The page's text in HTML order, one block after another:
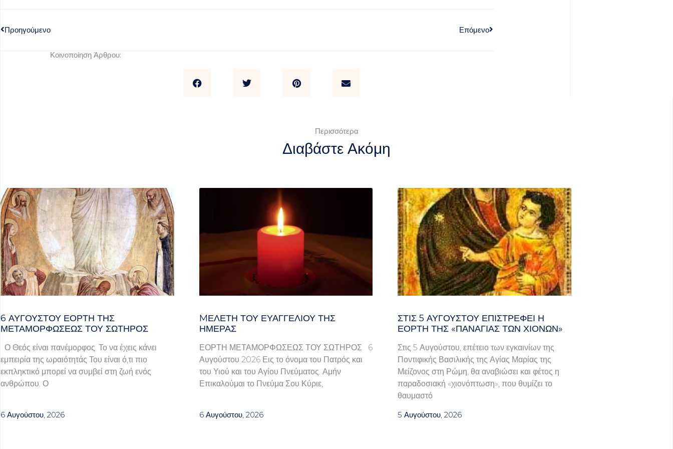
Προηγούμενο Επόμενο
Κοινοποίηση Άρθρου:
Περισσότερα
Διαβάστε Ακόμη
6 ΑΥΓΟΥΣΤΟΥ ΕΟΡΤΗ ΤΗΣ
ΜΕΤΑΜΟΡΦΩΣΕΩΣ ΤΟΥ ΣΩΤΗΡΟΣ
Ο Θεός είναι πανέμορφος. Το να έχεις κάνει
εμπειρία της ωραιότητάς Του είναι ό,τι πιο
εκπληκτικό μπορεί να συμβεί στη ζωή ενός
ανθρώπου. Ο
6 Αυγούστου, 2026
MΕΛΈΤΗ ΤΟΥ ΕΥΑΓΓΕΛΊΟΥ ΤΗΣ
ΗΜΈΡΑΣ
ΕΟΡΤΗ ΜΕΤΑΜΟΡΦΩΣΕΩΣ ΤΟΥ ΣΩΤΗΡΟΣ 6
Αυγούστου 2026 Εις το όνομα του Πατρός και
του Υιού και του Αγίου Πνεύματος. Αμήν
Επικαλούμαι το Πνεύμα Σου Κύριε,
6 Αυγούστου, 2026
ΣΤΙΣ 5 ΑΥΓΟΎΣΤΟΥ ΕΠΙΣΤΡΈΦΕΙ Η
ΕΟΡΤΉ ΤΗΣ «ΠΑΝΑΓΊΑΣ ΤΩΝ ΧΙΌΝΩΝ»
Στις 5 Αυγούστου, επέτειο των εγκαινίων της
Ποντιφικής Βασιλικής της Αγίας Μαρίας της
Μείζονος στη Ρώμη, θα αναβιώσει και φέτος η
παραδοσιακή «χιονόπτωση», που θυμίζει το
θαυμαστό
5 Αυγούστου, 2026